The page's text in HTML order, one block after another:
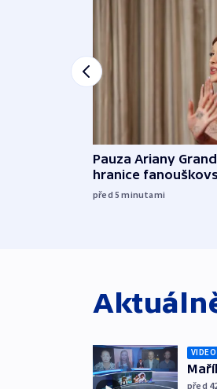
Pauza Ariany
hranice
před 5minutami
VIDEO
před